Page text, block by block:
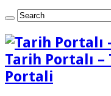
Tarih Portalı
Portali